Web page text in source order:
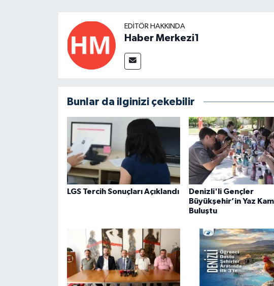
EDITÖR HAKKINDA
Haber Merkezi1
Bunlar da ilginizi çekebilir
LGS Tercih Sonuçları Açıklandı
Denizli'li Gençler
Büyükşehir’in Yaz
Buluştu